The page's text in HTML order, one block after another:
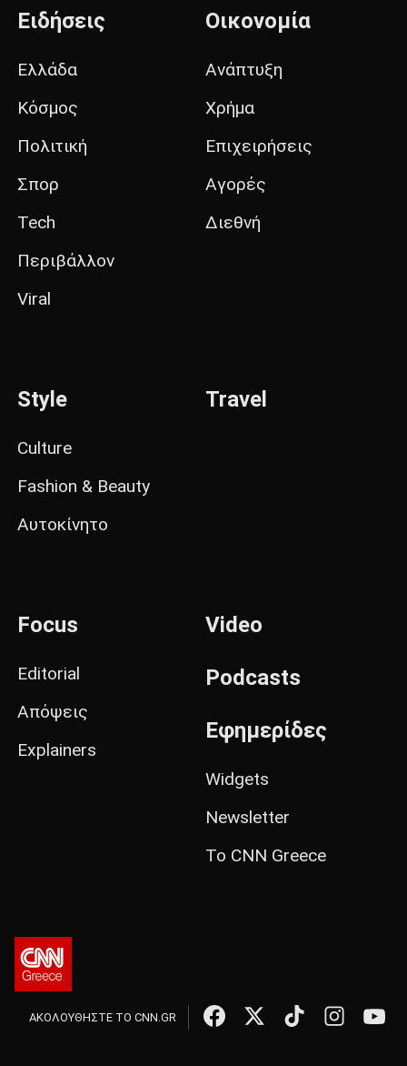
Ειδήσεις
Ελλάδα
Κόσμος
Πολιτική
Σπορ
Tech
Περιβάλλον
Viral
Οικονομία
Ανάπτυξη
Χρήμα
Επιχειρήσεις
Αγορές
Διεθνή
Style
Culture
Fashion & Beauty
Αυτοκίνητο
Travel
Focus
Editorial
Απόψεις
Explainers
Video
Podcasts
Εφημερίδες
Widgets
Newsletter
Το CNN Greece
ΑΚΟΛΟΥΘΗΣΤΕ ΤΟ CNN.GR